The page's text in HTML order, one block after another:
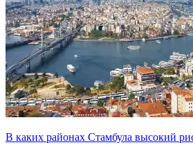
В каких районах Стамбула высокий